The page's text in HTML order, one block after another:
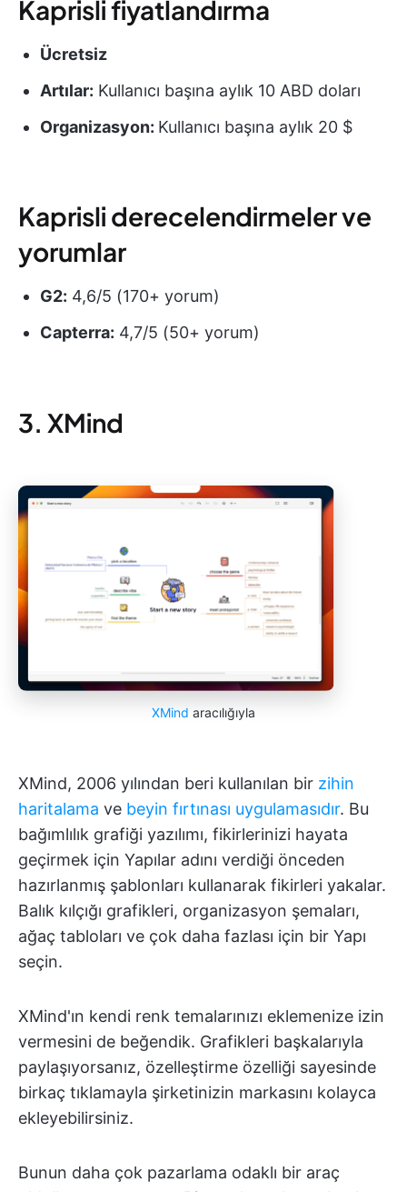
Kaprisli fiyatlandırma
Ücretsiz
Artılar: Kullanıcı başına aylık 10 ABD doları
Organizasyon: Kullanıcı başına aylık 20 $
Kaprisli derecelendirmeler ve
yorumlar
G2: 4,6/5 (170+ yorum)
Capterra: 4,7/5 (50+ yorum)
3. XMind
XMind aracılığıyla
XMind, 2006 yılından beri kullanılan bir zihin
haritalama ve beyin fırtınası uygulamasıdır. Bu
bağımlılık grafiği yazılımı, fikirlerinizi hayata
geçirmek için Yapılar adını verdiği önceden
hazırlanmış şablonları kullanarak fikirleri yakalar.
Balık kılçığı grafikleri, organizasyon şemaları,
ağaç tabloları ve çok daha fazlası için bir Yapı
seçin.
XMind'ın kendi renk temalarınızı eklemenize izin
vermesini de beğendik. Grafikleri başkalarıyla
paylaşıyorsanız, özelleştirme özelliği sayesinde
birkaç tıklamayla şirketinizin markasını kolayca
ekleyebilirsiniz.
Bunun daha çok pazarlama odaklı bir araç